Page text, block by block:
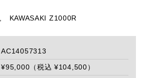
KAWASAKI Z1000R
AC14057313
¥95,000（税込 ¥104,500）